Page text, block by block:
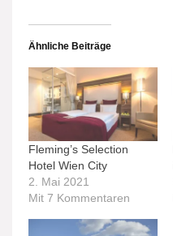
Ähnliche Beiträge
Fleming’s Selection
Hotel Wien City
2. Mai 2021
Mit 7 Kommentaren